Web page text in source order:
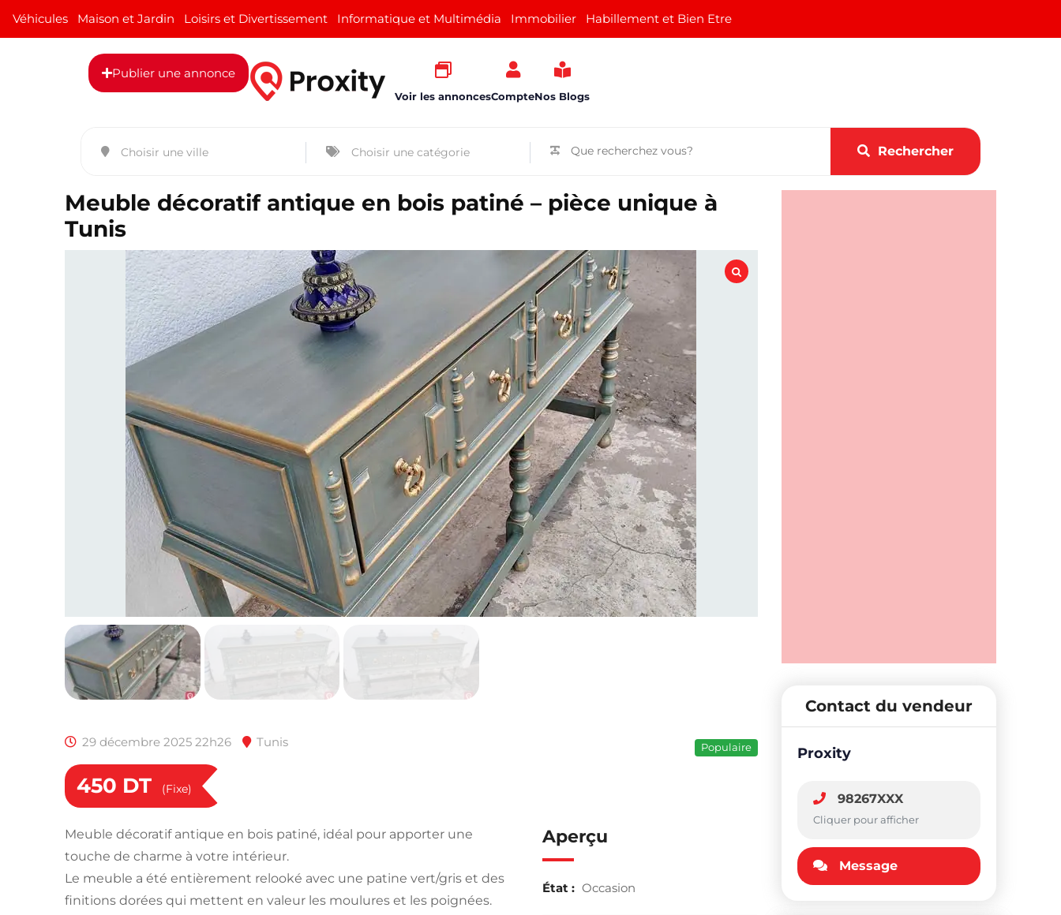
Véhicules Maison et Jardin Loisirs et Divertissement Informatique et Multimédia Immobilier Habillement et Bien Etre
Publier une annonce
Voir les annoncesCompteNos Blogs
Rechercher
Meuble décoratif antique en bois patiné – pièce unique à
Tunis
29 décembre 2025 22h26 Tunis Populaire
450 DT (Fixe)
Meuble décoratif antique en bois patiné, idéal pour apporter une
touche de charme à votre intérieur.
Le meuble a été entièrement relooké avec une patine vert/gris et des
finitions dorées qui mettent en valeur les moulures et les poignées.
Aperçu
État : Occasion
Contact du vendeur
Proxity
98267XXX
Cliquer pour afficher
Message